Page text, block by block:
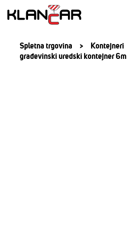
Spletna trgovina > Kontejneri
građevinski uredski kontejner 6m